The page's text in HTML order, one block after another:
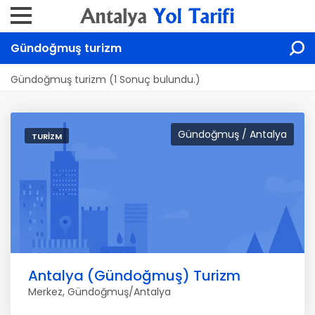
Gündoğmuş turizm
Gündoğmuş turizm (1 Sonuç bulundu.)
Gündoğmuş / Antalya
TURIZM
Antalya (Gündoğmuş) Turizm
Merkez, Gündoğmuş/Antalya